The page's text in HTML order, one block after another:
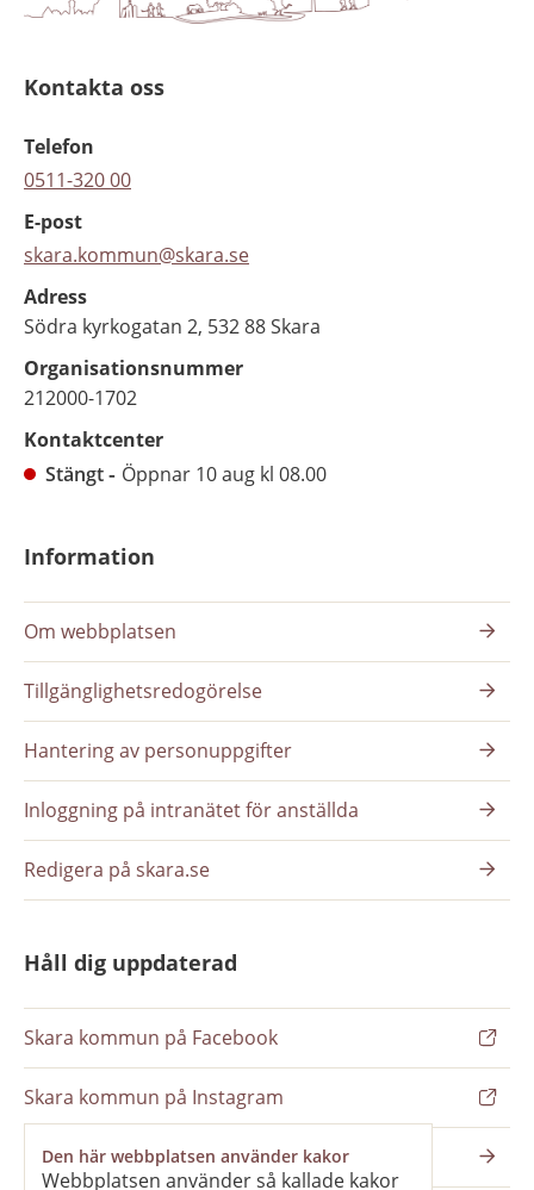
Den här webbplatsen använder kakor
Webbplatsen använder så kallade kakor
Kontakta oss
Telefon
0511-320 00
E-post
skara.kommun@skara.se
Adress
Södra kyrkogatan 2, 532 88 Skara
Organisationsnummer
212000-1702
Kontaktcenter
Stängt
Öppnar 10 aug kl 08.00
Information
Om webbplatsen
Tillgänglighetsredogörelse
Hantering av personuppgifter
Inloggning på intranätet för anställda
Redigera på skara.se
Håll dig uppdaterad
Skara kommun på Facebook
Skara kommun på Instagram
Nyhetsbrev